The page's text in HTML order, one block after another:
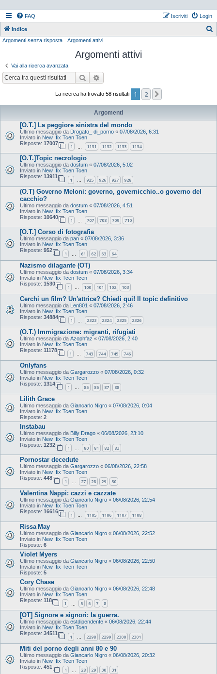
FAQ Login
Iscriviti
Indice
Argomenti senza risposta Argomenti attivi
Argomenti attivi
Vai alla ricerca avanzata
Cerca
La ricerca ha trovato 58 risultati 1 2
Argomenti
[O.T.] La peggiore sinistra del mondo
Ultimo messaggio da Drogato_ di_porno « 07/08/2026, 6:31
Inviato in New Ifix Tcen Tcen
Risposte: 17007
1 1131 1132 1133 1134
[O.T.]Topic necrologio
Ultimo messaggio da dostum « 07/08/2026, 5:02
Inviato in New Ifix Tcen Tcen
Risposte: 13911
1 … 925 926 927 928
(O.T) Governo Meloni: governo, governicchio..o governo del
cacchio?
Ultimo messaggio da dostum « 07/08/2026, 4:51
Inviato in New Ifix Tcen Tcen
Risposte: 10640
1 707 708 709 710
[O.T.] Corso di fotografia
Ultimo messaggio da pan « 07/08/2026, 3:36
Inviato in New Ifix Tcen Tcen
Risposte: 952
1 61 62 63 64
Nazismo dilagante (OT)
Ultimo messaggio da dostum « 07/08/2026, 3:34
Inviato in New Ifix Tcen Tcen
Risposte: 1530
1 … 100 101 102 103
Cerchi un film? Un'attrice? Chiedi qui! Il topic definitivo
Ultimo messaggio da Len801 « 07/08/2026, 2:46
Inviato in New Ifix Tcen Tcen
Risposte: 34884
1 2323 2324 2325 2326
(O.T.) Immigrazione: migranti, rifugiati
Ultimo messaggio da Azophfaz « 07/08/2026, 2:40
Inviato in New Ifix Tcen Tcen
Risposte: 11178
1 … 743 744 745 746
Onlyfans
Ultimo messaggio da Gargarozzo « 07/08/2026, 0:32
Inviato in New Ifix Tcen Tcen
Risposte: 1314
1 … 85 86 87 88
Lilith Grace
Ultimo messaggio da Giancarlo Nigro « 07/08/2026, 0:04
Inviato in New Ifix Tcen Tcen
Risposte: 2
Instabau
Ultimo messaggio da Billy Drago « 06/08/2026, 23:10
Inviato in New Ifix Tcen Tcen
Risposte: 1232
1 80 81 82 83
Pornostar decedute
Ultimo messaggio da Gargarozzo « 06/08/2026, 22:58
Inviato in New Ifix Tcen Tcen
Risposte: 448
1 … 27 28 29 30
Valentina Nappi: cazzi e cazzate
Ultimo messaggio da Giancarlo Nigro « 06/08/2026, 22:54
Inviato in New Ifix Tcen Tcen
Risposte: 16616
1 … 1105 1106 1107 1108
Rissa May
Ultimo messaggio da Giancarlo Nigro « 06/08/2026, 22:52
Inviato in New Ifix Tcen Tcen
Risposte: 6
Violet Myers
Ultimo messaggio da Giancarlo Nigro « 06/08/2026, 22:50
Inviato in New Ifix Tcen Tcen
Risposte: 5
Cory Chase
Ultimo messaggio da Giancarlo Nigro « 06/08/2026, 22:48
Inviato in New Ifix Tcen Tcen
Risposte: 118
1 5 6 7 8
[OT] Signore e signori: la guerra.
Ultimo messaggio da estdipendente « 06/08/2026, 22:44
Inviato in New Ifix Tcen Tcen
Risposte: 34511
1 … 2298 2299 2300 2301
Miti del porno degli anni 80 e 90
Ultimo messaggio da Giancarlo Nigro « 06/08/2026, 20:32
Inviato in New Ifix Tcen Tcen
Risposte: 451
1 28 29 30 31